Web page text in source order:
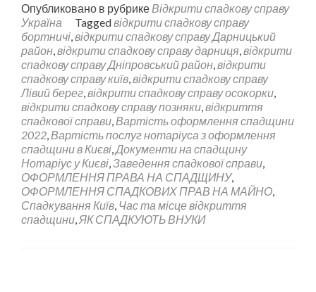
Опубликовано в рубрике Відкрити спадкову справу
Україна
Taggedвідкрити спадкову справу
бортничі відкрити спадкову справу Дарницький
район відкрити спадкову справу дарниця відкрити
спадкову справу Дніпровський район відкрити
спадкову справу київ відкрити спадкову справу
Лівий берег відкрити спадкову справу осокорки
відкрити спадкову справу позняки відкриття
спадкової справи Вартість оформлення спадщини
2022 Вартість послуг нотаріуса з оформлення
спадщини в Києві Документи на спадщину
Нотаріус у Києві Заведення спадкової справи
ОФОРМЛЕННЯ ПРАВА НА СПАДЩИНУ,
ОФОРМЛЕННЯ СПАДКОВИХ ПРАВ НА МАЙНО
Спадкування Київ Час та місце відкриття
спадщини ЯК СПАДКУЮТЬ ВНУКИ